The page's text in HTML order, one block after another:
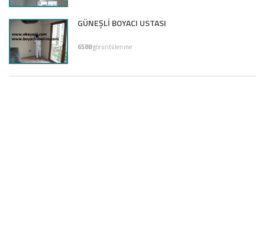
GÜNEŞLİ BOYACI USTASI
6588görüntülenme